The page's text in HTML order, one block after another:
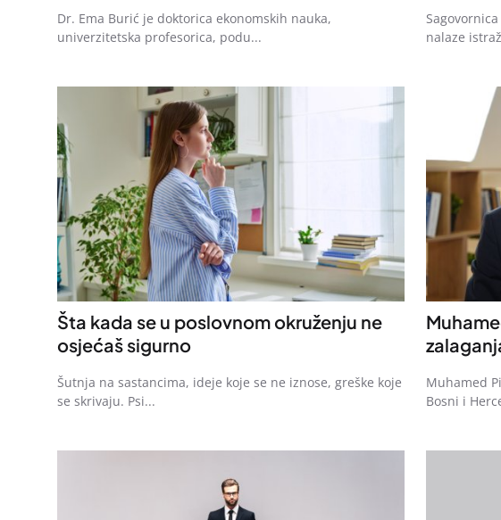
Dr. Ema Burić je doktorica ekonomskih nauka,
univerzitetska profesorica, podu...
nalaze
Šta kada se u poslovnom okruženju ne
osjećaš sigurno
Šutnja na sastancima, ideje koje se ne iznose, greške koje
se skrivaju. Psi...
Muhamed
Bosni i